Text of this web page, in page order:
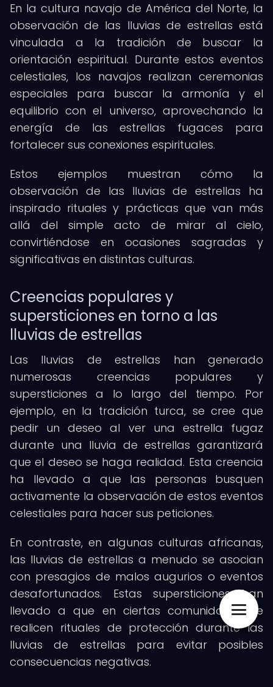
En la cultura navajo de América del Norte, la
observación de las lluvias de estrellas está
vinculada a la tradición de buscar la
orientación espiritual. Durante estos eventos
celestiales, los navajos realizan ceremonias
especiales para buscar la armonía y el
equilibrio con el universo, aprovechando la
energía de las estrellas fugaces para
fortalecer sus conexiones espirituales.
Estos ejemplos muestran cómo la
observación de las lluvias de estrellas ha
inspirado rituales y prácticas que van más
allá del simple acto de mirar al cielo,
convirtiéndose en ocasiones sagradas y
significativas en distintas culturas.
Creencias populares y
supersticiones en torno a las
lluvias de estrellas
Las lluvias de estrellas han generado
numerosas creencias populares y
supersticiones a lo largo del tiempo. Por
ejemplo, en la tradición turca, se cree que
pedir un deseo al ver una estrella fugaz
durante una lluvia de estrellas garantizará
que el deseo se haga realidad. Esta creencia
ha llevado a que las personas busquen
activamente la observación de estos eventos
celestiales para hacer sus peticiones.
En contraste, en algunas culturas africanas,
las lluvias de estrellas a menudo se asocian
con presagios de malos augurios o eventos
desafortunados. Estas supersticiones han
llevado a que en ciertas comunidades se
realicen rituales de protección durante las
lluvias de estrellas para evitar posibles
consecuencias negativas.